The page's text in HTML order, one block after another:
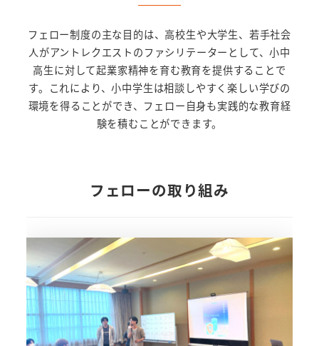
フェロー制度の主な目的は、高校生や大学生、若手社会
人がアントレクエストのファシリテーターとして、小中
高生に対して起業家精神を育む教育を提供することで
す。これにより、小中学生は相談しやすく楽しい学びの
環境を得ることができ、フェロー自身も実践的な教育経
験を積むことができます。
フェローの取り組み